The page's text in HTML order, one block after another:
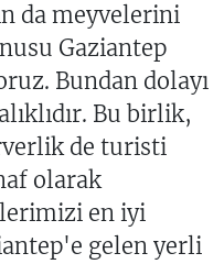
da meyvelerini
Gaziantep
Bundan dolayı
Bu birlik,
de turisti
olarak
en iyi
gelen yerli